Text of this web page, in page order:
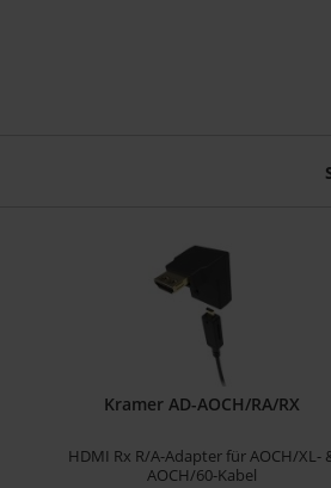
Kramer AD-AOCH/RA/RX
HDMI Rx R/A-Adapter für AOCH/XL-
AOCH/60-Kabel